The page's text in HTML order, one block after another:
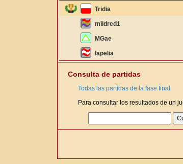
Tridia
mildred1
MGae
lapelia
Consulta de partidas
Todas las partidas de la fase final
Para consultar los resultados de un